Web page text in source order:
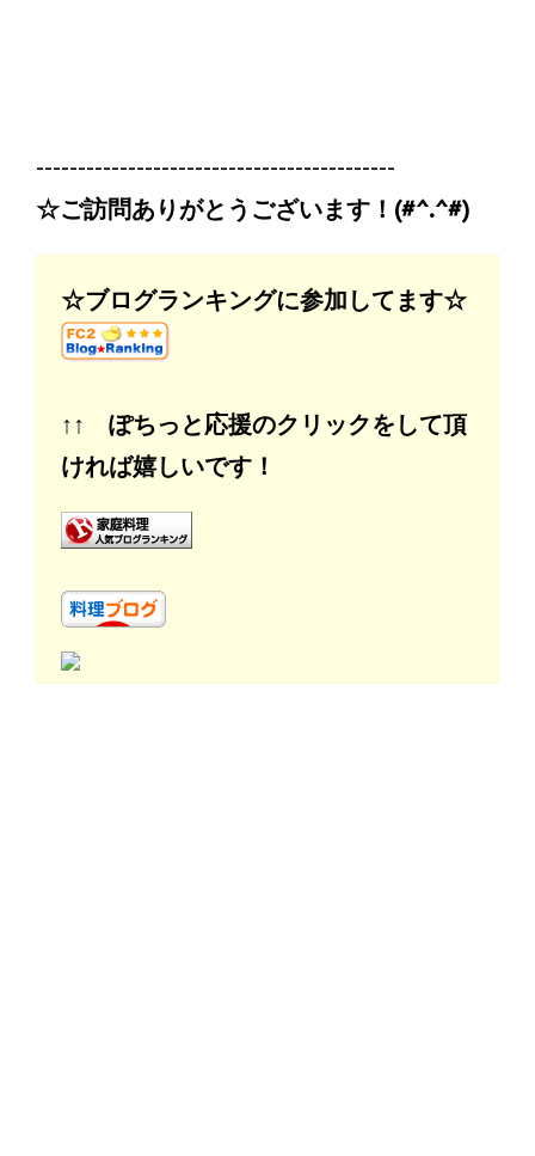
-------------------------------------------
☆ご訪問ありがとうございます！(#^.^#)
☆ブログランキングに参加してます☆
↑↑ ぽちっと応援のクリックをして頂
ければ嬉しいです！